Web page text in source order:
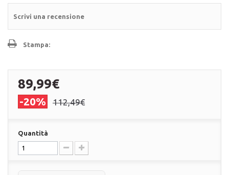
Scrivi una recensione
Stampa:
89,99€
-20% 112,49€
Quantità